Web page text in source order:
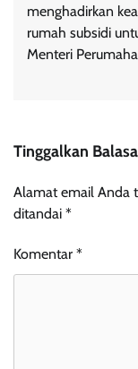
menghadirkan
rumah subsidi
Menteri
Tinggalkan
Alamat email Anda
ditandai *
Komentar *